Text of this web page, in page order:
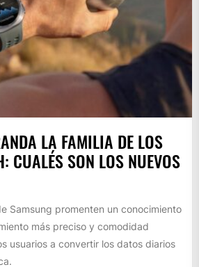
LA FAMILIA DE LOS
CUALÉS SON LOS NUEVOS
Samsung promenten un conocimiento
más preciso y comodidad
usuarios a convertir los datos diarios